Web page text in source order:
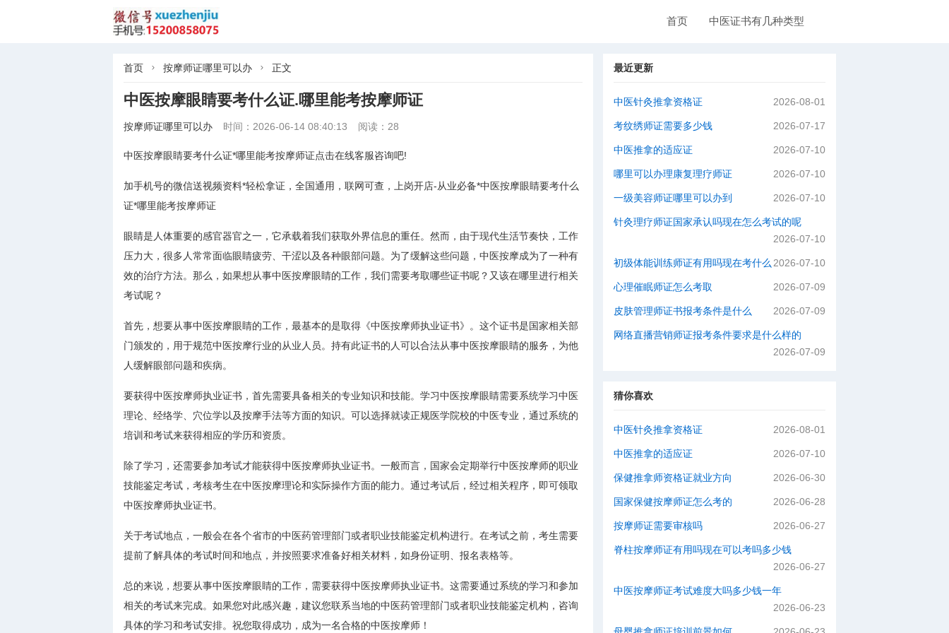
首页 中医证书有几种类型
首页  按摩师证哪里可以办  正文
中医按摩眼睛要考什么证.哪里能考按摩师证
按摩师证哪里可以办 时间：2026-06-14 08:40:13 阅读：28
中医按摩眼睛要考什么证*哪里能考按摩师证点击在线客服咨询吧!
加手机号的微信送视频资料*轻松拿证，全国通用，联网可查，上岗开店-从业必备*中医按摩眼睛要考什么
证*哪里能考按摩师证
眼睛是人体重要的感官器官之一，它承载着我们获取外界信息的重任。然而，由于现代生活节奏快，工作
压力大，很多人常常面临眼睛疲劳、干涩以及各种眼部问题。为了缓解这些问题，中医按摩成为了一种有
效的治疗方法。那么，如果想从事中医按摩眼睛的工作，我们需要考取哪些证书呢？又该在哪里进行相关
考试呢？
首先，想要从事中医按摩眼睛的工作，最基本的是取得《中医按摩师执业证书》。这个证书是国家相关部
门颁发的，用于规范中医按摩行业的从业人员。持有此证书的人可以合法从事中医按摩眼睛的服务，为他
人缓解眼部问题和疾病。
要获得中医按摩师执业证书，首先需要具备相关的专业知识和技能。学习中医按摩眼睛需要系统学习中医
理论、经络学、穴位学以及按摩手法等方面的知识。可以选择就读正规医学院校的中医专业，通过系统的
培训和考试来获得相应的学历和资质。
除了学习，还需要参加考试才能获得中医按摩师执业证书。一般而言，国家会定期举行中医按摩师的职业
技能鉴定考试，考核考生在中医按摩理论和实际操作方面的能力。通过考试后，经过相关程序，即可领取
中医按摩师执业证书。
关于考试地点，一般会在各个省市的中医药管理部门或者职业技能鉴定机构进行。在考试之前，考生需要
提前了解具体的考试时间和地点，并按照要求准备好相关材料，如身份证明、报名表格等。
总的来说，想要从事中医按摩眼睛的工作，需要获得中医按摩师执业证书。这需要通过系统的学习和参加
相关的考试来完成。如果您对此感兴趣，建议您联系当地的中医药管理部门或者职业技能鉴定机构，咨询
具体的学习和考试安排。祝您取得成功，成为一名合格的中医按摩师！
最近更新
中医针灸推拿资格证 2026-08-01
考纹绣师证需要多少钱 2026-07-17
中医推拿的适应证 2026-07-10
哪里可以办理康复理疗师证 2026-07-10
一级美容师证哪里可以办到 2026-07-10
针灸理疗师证国家承认吗现在怎么考试的呢
2026-07-10
初级体能训练师证有用吗现在考什么 2026-07-10
心理催眠师证怎么考取 2026-07-09
皮肤管理师证书报考条件是什么 2026-07-09
网络直播营销师证报考条件要求是什么样的
2026-07-09
猜你喜欢
中医针灸推拿资格证 2026-08-01
中医推拿的适应证 2026-07-10
保健推拿师资格证就业方向 2026-06-30
国家保健按摩师证怎么考的 2026-06-28
按摩师证需要审核吗 2026-06-27
脊柱按摩师证有用吗现在可以考吗多少钱
2026-06-27
中医按摩师证考试难度大吗多少钱一年
2026-06-23